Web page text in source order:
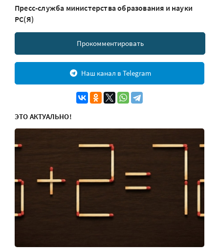
Пресс-служба министерства образования и науки
РС(Я)
Прокомментировать
Наш канал в Telegram
ЭТО АКТУАЛЬНО!